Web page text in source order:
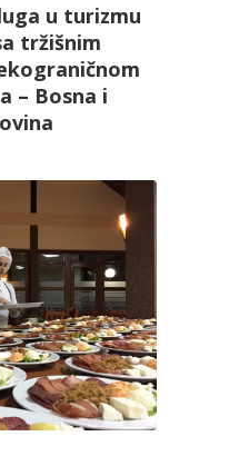
u turizmu
tržišnim
– Bosna i